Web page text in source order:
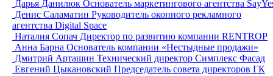
Дарья Данилюк Основатель маркетингового агентства
Денис Саламатин Руководитель оконного рекламного
агентства Digital Space
Наталия Сопач Директор по развитию компании RENTROP
Анна Барна Основатель компании «Нестыдные продажи»
Дмитрий Арташин Технический директор Симплекс Фасад
Евгений Цыкановский Председатель совета директоров ГК